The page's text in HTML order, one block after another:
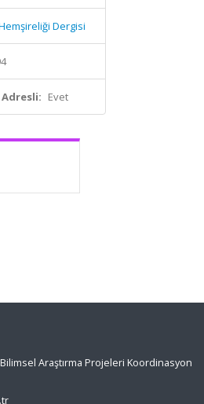
Dergisi
Evet
Araştırma Projeleri Koordinasyon